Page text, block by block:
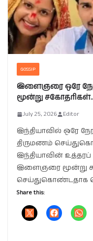
GOSSIP
இளைஞரை ஒரே
மூன்று
July 25, 2026 Editor
இந்தியாவில் ஒரே
திருமணம்
இந்தியாவின் உத்தரப்
இளைஞரை மூன்று
செய்துகொண்டதாக
Share this: